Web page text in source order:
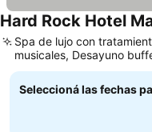
Hard Rock Hotel
Spa de lujo con
musicales, Desayuno
internacional variado
Seleccioná las fechas